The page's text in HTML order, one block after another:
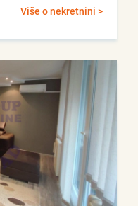
Više o nekretnini >